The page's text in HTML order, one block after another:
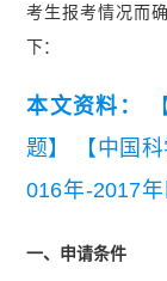
考生报考情况而
下：
本文资料：
题】
【中国
016年-2017
一、申请条件